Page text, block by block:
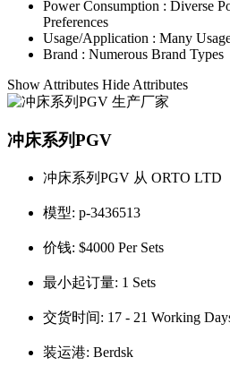
Power Consumption : Diverse
Preferences
Usage/Application : Many
Brand : Numerous Brand Types
Show Attributes Hide Attributes
冲床系列PGV
冲床系列PGV 从 ORTO LTD
模型: p-3436513
价钱: $4000 Per Sets
最小起订量: 1 Sets
交货时间: 17 - 21 Working
装运港: Berdsk